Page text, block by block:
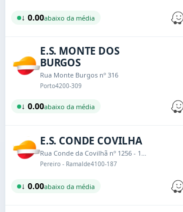
↓ 0.00abaixo da média
E.S. MONTE DOS
BURGOS
Rua Monte Burgos nº 316
Porto4200-309
↓ 0.00abaixo da média
E.S. CONDE COVILHA
Rua Conde da Covilhã nº 1256 - 1270
Pereiro - Ramalde4100-187
↓ 0.00abaixo da média